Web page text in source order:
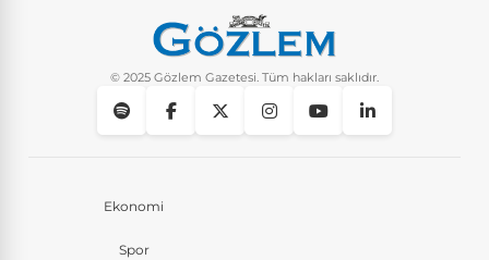
Instagram’da keşfet nasıl temizlenir?
© 2025 Gözlem Gazetesi. Tüm hakları saklıdır.
Ekonomi
Spor